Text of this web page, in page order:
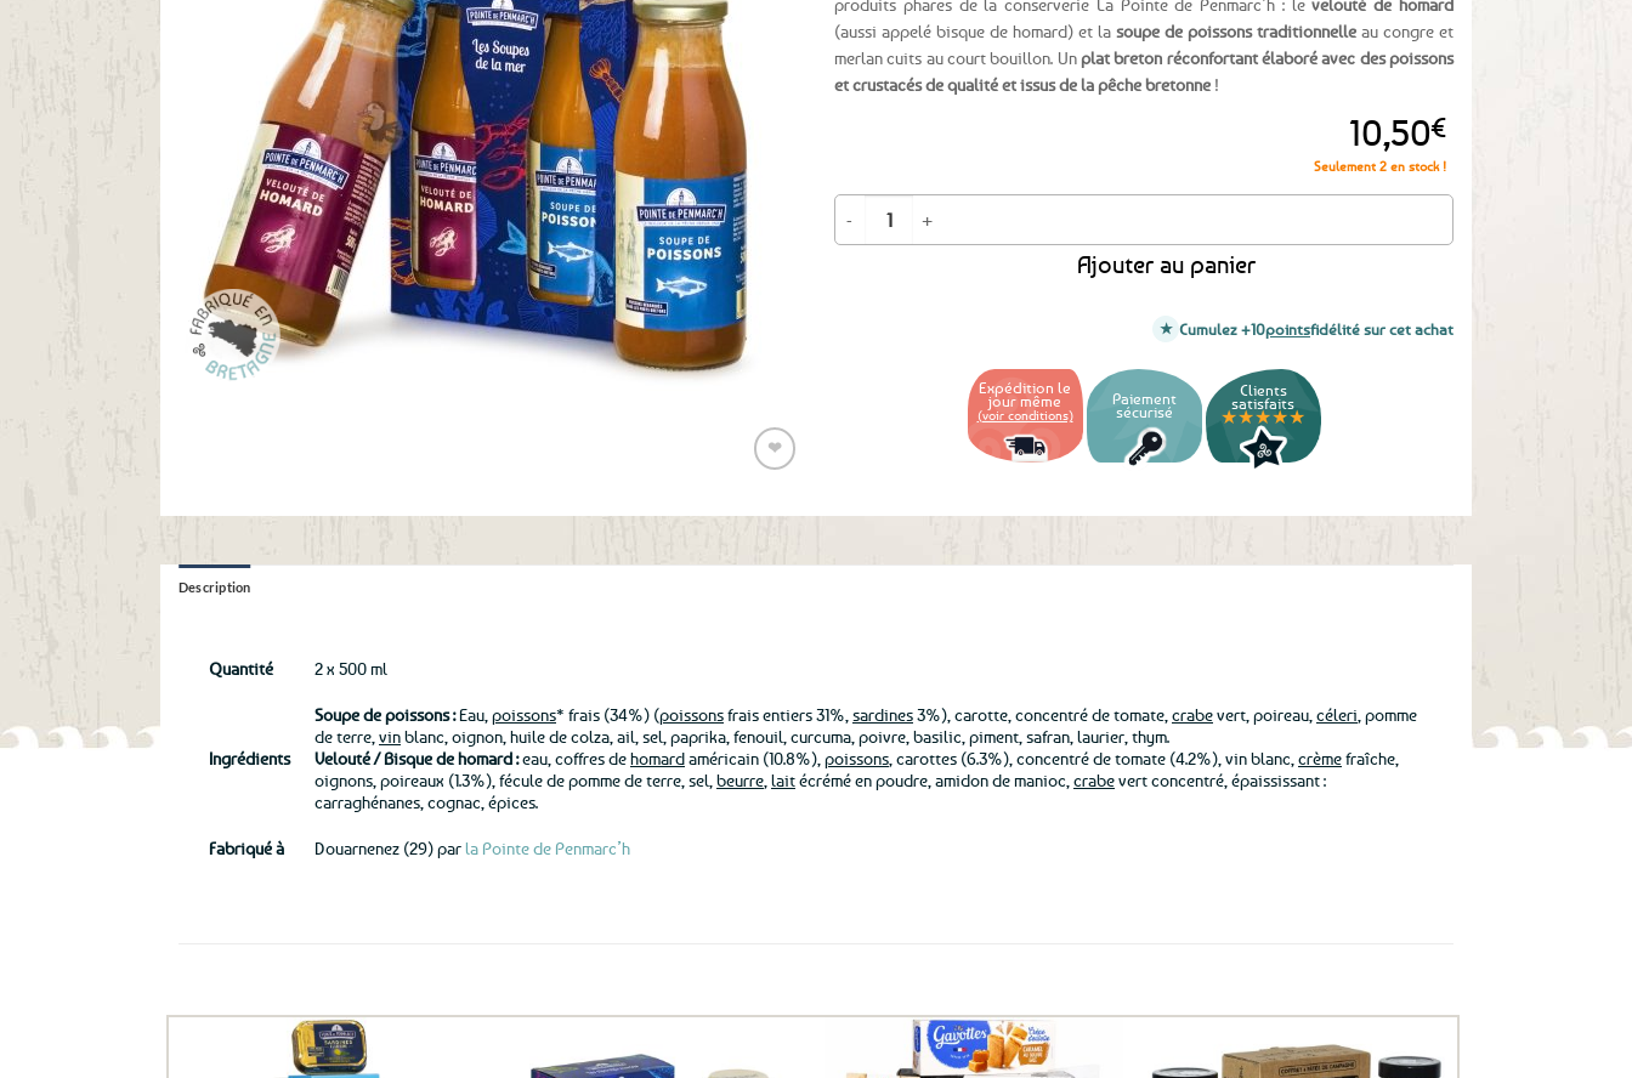
favoris
❤
produits phares de la conserverie La Pointe de Penmarc’h : levelouté de homard
(aussi appelé bisque de homard) et la soupe de poissons traditionnelle au congre et
merlan cuits au court bouillon. Unplat breton réconfortant élaboré avec des poissons
et crustacés de qualité et issus de la pêche bretonne !
10,50€
Seulement 2 en stock !
quantité de Coffret cadeau Duo de soupe et velouté de la Mer
Ajouter au panier
Cumulez +10pointsfidélité sur cet achat
Expédition le
jour même
(voir conditions)
Paiement
sécurisé
Clients
satisfaits
★★★★★
Description
Quantité 2 x 500 ml
Ingrédients
Soupe de poissons :Eau, poissons* frais (34%) (poissonsfrais entiers 31%, sardines3%), carotte, concentré de tomate, crabevert, poireau, céleri , pomme
de terre, vinblanc, oignon, huile de colza, ail, sel, paprika, fenouil, curcuma, poivre, basilic, piment, safran, laurier, thym.
Velouté / Bisque de homard :eau, coffres dehomardaméricain (10.8%), poissons , carottes (6.3%), concentré de tomate (4.2%), vin blanc, crèmefraîche,
oignons, poireaux (1.3%), fécule de pomme de terre, sel, beurre laitécrémé en poudre, amidon de manioc, crabevert concentré, épaississant :
carraghénanes, cognac, épices.
Fabriqué à Douarnenez (29) parla Pointe de Penmarc’h